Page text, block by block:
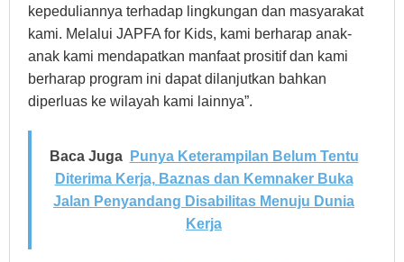
kepeduliannya terhadap lingkungan dan masyarakat
kami. Melalui JAPFA for Kids, kami berharap anak-
anak kami mendapatkan manfaat prositif dan kami
berharap program ini dapat dilanjutkan bahkan
diperluas ke wilayah kami lainnya”.
Baca Juga
Punya Keterampilan Belum Tentu
Diterima Kerja, Baznas dan Kemnaker Buka
Jalan Penyandang Disabilitas Menuju Dunia
Kerja